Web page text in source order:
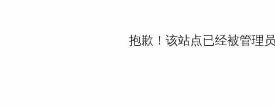
抱歉！该站点已经被管理